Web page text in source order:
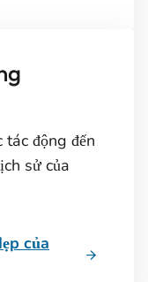
động đến
sử của
của